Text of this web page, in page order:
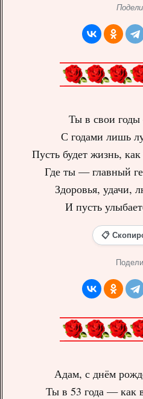
Ты в свои
С годами лишь
Пусть будет жизнь,
Где ты — главный
Здоровья, удачи,
И пусть
📋
Адам, с днём
Ты в 53 года — как